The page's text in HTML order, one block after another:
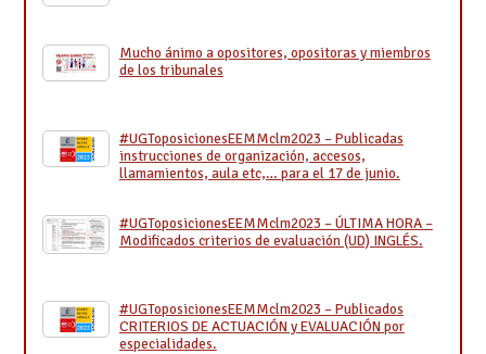
Mucho ánimo a opositores, opositoras y miembros
de los tribunales
#UGToposicionesEEMMclm2023 – Publicadas
instrucciones de organización, accesos,
llamamientos, aula etc,… para el 17 de junio.
#UGToposicionesEEMMclm2023 – ÚLTIMA HORA –
Modificados criterios de evaluación (UD) INGLÉS.
#UGToposicionesEEMMclm2023 – Publicados
CRITERIOS DE ACTUACIÓN y EVALUACIÓN por
especialidades.